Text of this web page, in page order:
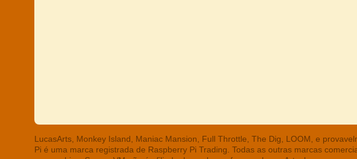
LucasArts, Monkey Island, Maniac Mansion, Full Throttle, The Dig, LOOM, e
Pi é uma marca registrada de Raspberry Pi Trading. Todas as outras marcas